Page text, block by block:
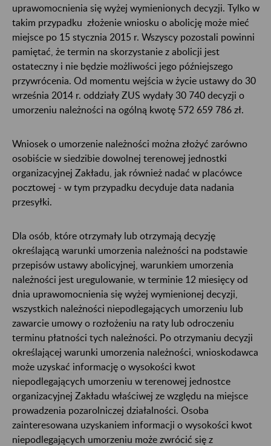
uprawomocnienia się wyżej wymienionych decyzji. Tylko w
takim przypadku złożenie wniosku o abolicję może mieć
miejsce po 15 stycznia 2015 r. Wszyscy pozostali powinni
pamiętać, że termin na skorzystanie z abolicji jest
ostateczny i nie będzie możliwości jego późniejszego
przywrócenia. Od momentu wejścia w życie ustawy do 30
września 2014 r. oddziały ZUS wydały 30 740 decyzji o
umorzeniu należności na ogólną kwotę 572 659 786 zł.
Wniosek o umorzenie należności można złożyć zarówno
osobiście w siedzibie dowolnej terenowej jednostki
organizacyjnej Zakładu, jak również nadać w placówce
pocztowej - w tym przypadku decyduje data nadania
przesyłki.
Dla osób, które otrzymały lub otrzymają decyzję
określającą warunki umorzenia należności na podstawie
przepisów ustawy abolicyjnej, warunkiem umorzenia
należności jest uregulowanie, w terminie 12 miesięcy od
dnia uprawomocnienia się wyżej wymienionej decyzji,
wszystkich należności niepodlegających umorzeniu lub
zawarcie umowy o rozłożeniu na raty lub odroczeniu
terminu płatności tych należności. Po otrzymaniu decyzji
określającej warunki umorzenia należności, wnioskodawca
może uzyskać informację o wysokości kwot
niepodlegających umorzeniu w terenowej jednostce
organizacyjnej Zakładu właściwej ze względu na miejsce
prowadzenia pozarolniczej działalności. Osoba
zainteresowana uzyskaniem informacji o wysokości kwot
niepodlegających umorzeniu może zwrócić się z